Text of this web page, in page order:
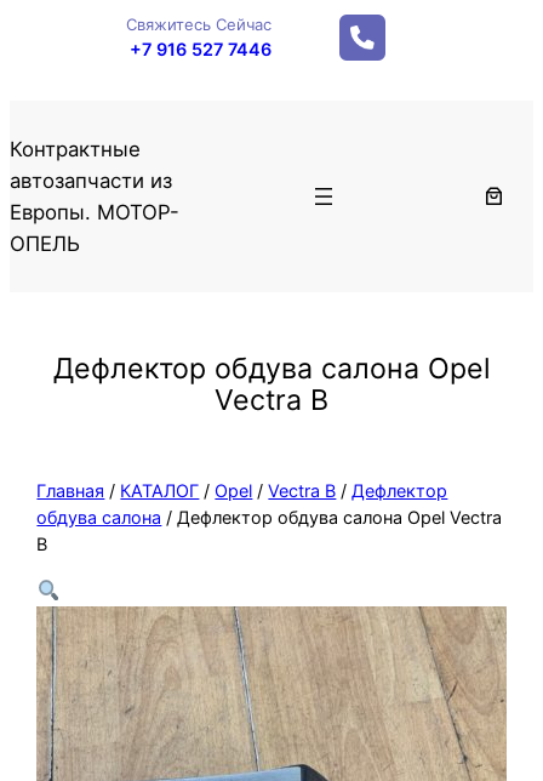
Свяжитесь Сейчас
+7 916 527 7446
Контрактные
автозапчасти из
Европы. МОТОР-
ОПЕЛЬ
Дефлектор обдува салона Opel
Vectra B
Главная / КАТАЛОГ /Opel /Vectra B / Дефлектор
обдува салона / Дефлектор обдува салона Opel Vectra
B